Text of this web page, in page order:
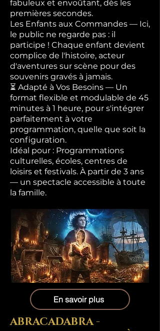
fabuleux et envoûtant, dès les
premières secondes.
Les Enfants aux Commandes — Ici,
le public ne regarde pas : il
participe ! Chaque enfant devient
complice de l'histoire, acteur
d'aventures sur scène pour des
souvenirs gravés à jamais.
⏳ Adapté à Vos Besoins — Un
format flexible et modulable de 45
minutes à 1 heure, pour s'intégrer
parfaitement à votre
programmation, quelle que soit la
configuration.
Idéal pour : Programmations
culturelles, écoles, centres de
loisirs et festivals. À partir de 3 ans
— un spectacle accessible à toute
la famille.
En savoir plus
ABRACADABRA -